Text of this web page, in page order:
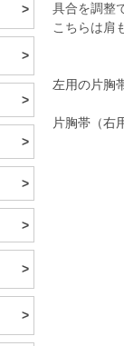
具合を調整
こちらは肩
左用の片胸
片胸帯（右